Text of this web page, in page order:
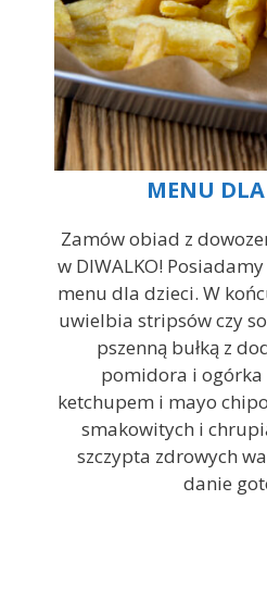
MENU
Zamów obiad z
w DIWALKO!
menu dla dzieci. W
uwielbia stripsów czy
pszenną bułką z
pomidora i ogórka
ketchupem i mayo
smakowitych i
szczypta zdrowych
danie